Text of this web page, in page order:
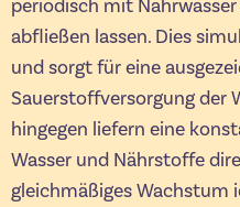
periodisch mit
abfließen lassen. Dies
und sorgt für eine
Sauerstoffversorgung der
hingegen liefern eine
Wasser und Nährstoffe
gleichmäßiges Wachstum